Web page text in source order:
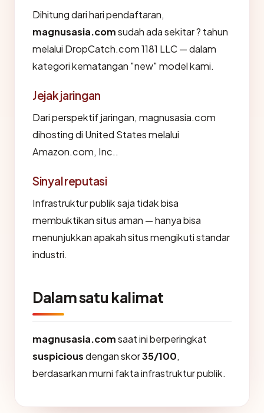
Dihitung dari hari pendaftaran,
magnusasia.comsudah ada sekitar ? tahun
melalui DropCatch.com 1181 LLC — dalam
kategori kematangan "new" model kami.
Jejak jaringan
Dari perspektif jaringan, magnusasia.com
dihosting di United States melalui
Amazon.com, Inc..
Sinyal reputasi
Infrastruktur publik saja tidak bisa
membuktikan situs aman — hanya bisa
menunjukkan apakah situs mengikuti standar
industri.
Dalam satu kalimat
magnusasia.comsaat ini berperingkat
suspiciousdengan skor35/100,
berdasarkan murni fakta infrastruktur publik.